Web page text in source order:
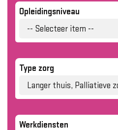
Opleidingsniveau
-- Selecteer item --
Type zorg
Werkdiensten